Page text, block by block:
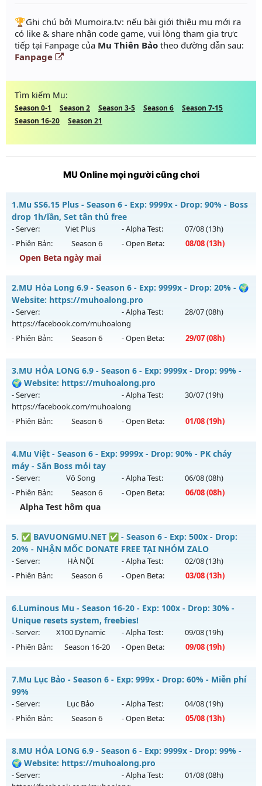
️🏆Ghi chú bởi Mumoira.tv: nếu bài giới thiệu mu mới ra
có like & share nhận code game, vui lòng tham gia trực
tiếp tại Fanpage của Mu Thiên Bảo theo đường dẫn sau:
Fanpage
Tìm kiếm Mu:
Season 0-1 Season 2 Season 3-5 Season 6
Season 7-15
Season 16-20
Season 21
MU Online mọi người cũng chơi
1.Mu SS6.15 Plus - Season 6 - Exp: 9999x - Drop: 90% - Boss
drop 1h/lần, Set tân thủ free
- Server: Viet Plus - Alpha Test: 07/08(13h)
- Phiên Bản:
Season 6 - Open Beta: 08/08(13h)
Open Beta ngày mai
Mu SS6.15 Plus - Boss drop 1h/lần, Set tân thủ free
Mu mới ra tháng 08 2026 - Mở máy chủ
ngày 08/08/2626
Exp: 9999x - Drop: 90%
Thể loại: Mu Bán Đồ Full Trong Shop
Antihack: Phoenix chống hack mới
2.MU Hỏa Long 6.9 - Season 6 - Exp: 9999x - Drop: 20% - 🌍
Website: https://muhoalong.pro
- Server:
https://facebook.com/muhoalong
- Alpha Test: 28/07(08h)
- Phiên Bản: Season 6 - Open Beta: 29/07(08h)
MU Hỏa Long 6.9 - 🌍 Website: https://muhoalong.pro
Mu mới ra tháng 07 2026 - Mở máy chủ
https://facebook.com/muhoalongvào 08h ngày
29/07/2626
Exp: 9999x - Drop: 20%
Thể loại: Mu Nguyên bản Webzen
Antihack: XShield
3.MU HỎA LONG 6.9 - Season 6 - Exp: 9999x - Drop: 99% -
🌍 Website: https://muhoalong.pro
- Server:
https://facebook.com/muhoalong
- Alpha Test: 30/07(19h)
- Phiên Bản: Season 6 - Open Beta: 01/08(19h)
MU HỎA LONG 6.9 - 🌍 Website: https://muhoalong.pro
Mu mới ra tháng 08 2026 - Mở máy chủ
https://facebook.com/muhoalongvào 19h ngày
01/08/2626
Exp: 9999x - Drop: 99%
Thể loại: Mu Nguyên bản Webzen
Antihack: XShield
4.Mu Việt - Season 6 - Exp: 9999x - Drop: 90% - PK cháy
máy - Săn Boss mỏi tay
- Server: Vô Song - Alpha Test: 06/08(08h)
- Phiên Bản:
Season 6 - Open Beta: 06/08(08h)
Alpha Test hôm qua
Mu Việt - PK cháy máy - Săn Boss mỏi tay
Mu mới ra tháng 08 2026 - Mở máy chủVô Songvào 08h
ngày 06/08/2626
Exp: 9999x - Drop: 90%
Thể loại: Mu Nguyên bản Webzen
Antihack: ICMPROTECT ✅ 🔴 ✨ ⚡️
5. ✅ BAVUONGMU.NET ✅ - Season 6 - Exp: 500x - Drop:
20% - NHẬN MỐC DONATE FREE TẠI NHÓM ZALO
- Server: HÀ NỘI - Alpha Test: 02/08(13h)
- Phiên Bản:
Season 6 - Open Beta: 03/08(13h)
✅ BAVUONGMU.NET ✅ - NHẬN MỐC DONATE FREE TẠI
NHÓM ZALO
Mu mới ra tháng 08 2026 - Mở máy chủ
HÀ NỘIvào 13h
ngày 03/08/2626
Kiểu reset: Reset In Game
Thể loại: Mu Nguyên bản Webzen
Antihack: FPS 60 PLUS - CHỐNG HACK 100%
6.Luminous Mu - Season 16-20 - Exp: 100x - Drop: 30% -
Unique resets system, freebies!
- Server: X100 Dynamic - Alpha Test: 09/08(19h)
- Phiên Bản:
Season 16-20 - Open Beta: 09/08(19h)
Luminous Mu - Unique resets system, freebies!
Mu mới ra tháng 08 2026 - Mở máy chủ
19h ngày 09/08/2626
Exp: 100x - Drop: 30%
Thể loại: Mu Nguyên bản Webzen
Antihack: Yes
7.Mu Lục Bảo - Season 6 - Exp: 999x - Drop: 60% - Miễn phí
99%
- Server: Lục Bảo - Alpha Test: 04/08(19h)
- Phiên Bản:
Season 6 - Open Beta: 05/08(13h)
Mu Lục Bảo - Miễn phí 99%
Mu mới ra tháng 08 2026 - Mở máy chủ
ngày 05/08/2626
8.MU HỎA LONG 6.9 - Season 6 - Exp: 9999x - Drop: 99% -
🌍 Website: https://muhoalong.pro
- Server:
- Alpha Test: 01/08(08h)